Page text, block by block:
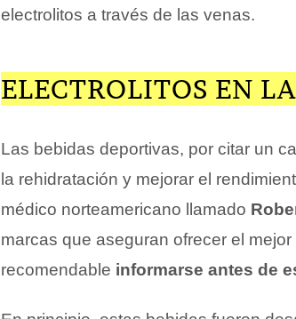
electrolitos a través de las venas.
ELECTROLITOS EN
Las bebidas deportivas, por citar un
la rehidratación y mejorar el
médico norteamericano llamado
marcas que aseguran ofrecer el
recomendable informarse antes de